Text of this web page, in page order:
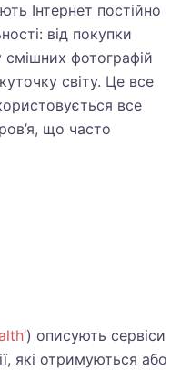
Інтернет постійно
від покупки
смішних фотографій
світу. Це все
все
що часто
) описують сервіси
які отримуються або